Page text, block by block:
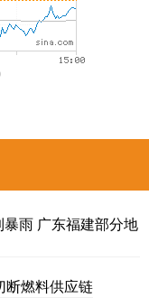
雨 广东福建部分地
断燃料供应链